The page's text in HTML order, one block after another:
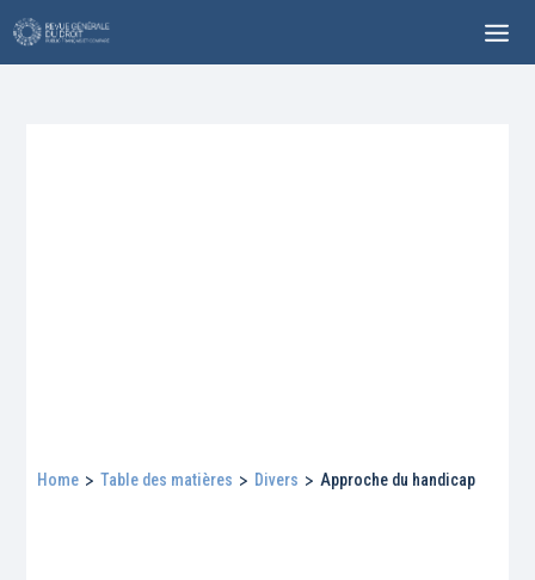
Home > Table des matières > Divers > Approche du handicap